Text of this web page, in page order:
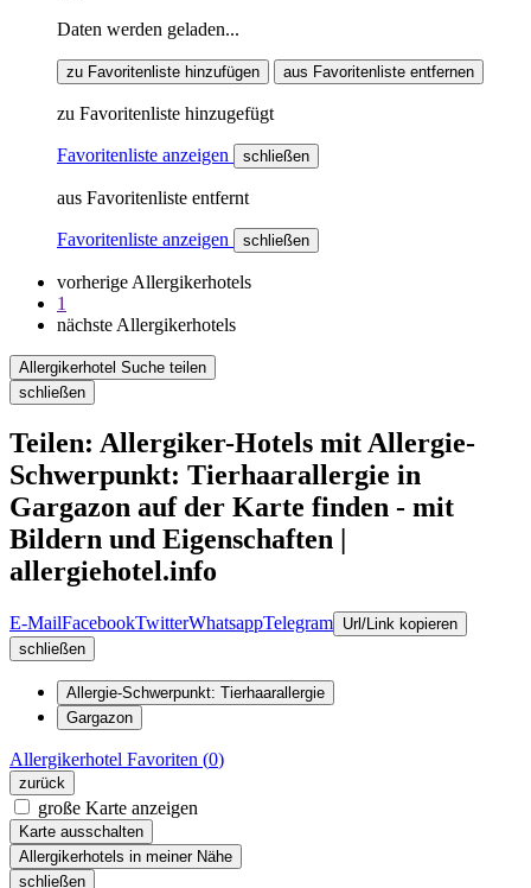
Daten werden geladen...
zu Favoritenliste hinzufügen aus Favoritenliste entfernen
zu Favoritenliste hinzugefügt
Favoritenliste anzeigen schließen
aus Favoritenliste entfernt
Favoritenliste anzeigen schließen
vorherige Allergikerhotels
1
nächste Allergikerhotels
Allergikerhotel Suche teilen
schließen
Teilen: Allergiker-Hotels mit Allergie-
Schwerpunkt: Tierhaarallergie in
Gargazon auf der Karte finden - mit
Bildern und Eigenschaften |
allergiehotel.info
E-MailFacebookTwitterWhatsappTelegram Url/Link kopieren
schließen
Allergie-Schwerpunkt: Tierhaarallergie
Gargazon
Allergikerhotel Favoriten (0)
zurück
große Karte anzeigen
Karte ausschalten
Allergikerhotels in meiner Nähe
schließen